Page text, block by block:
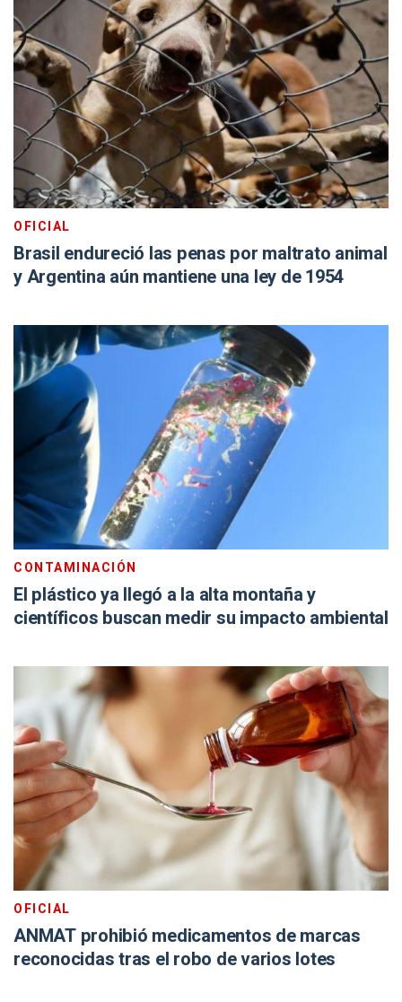
OFICIAL
Brasil endureció las penas por maltrato animal
y Argentina aún mantiene una ley de 1954
CONTAMINACIÓN
El plástico ya llegó a la alta montaña y
científicos buscan medir su impacto ambiental
OFICIAL
ANMAT prohibió medicamentos de marcas
reconocidas tras el robo de varios lotes